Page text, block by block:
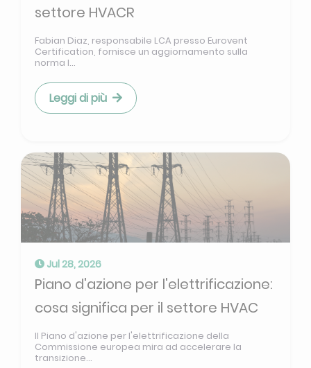
settore HVACR
Fabian Diaz, responsabile LCA presso Eurovent
Certification, fornisce un aggiornamento sulla
norma I...
Leggi di più
Jul 28, 2026
Piano d'azione per l'elettrificazione:
cosa significa per il settore HVAC
Il Piano d'azione per l'elettrificazione della
Commissione europea mira ad accelerare la
transizione...